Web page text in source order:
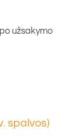
užsakymo
spalvos)